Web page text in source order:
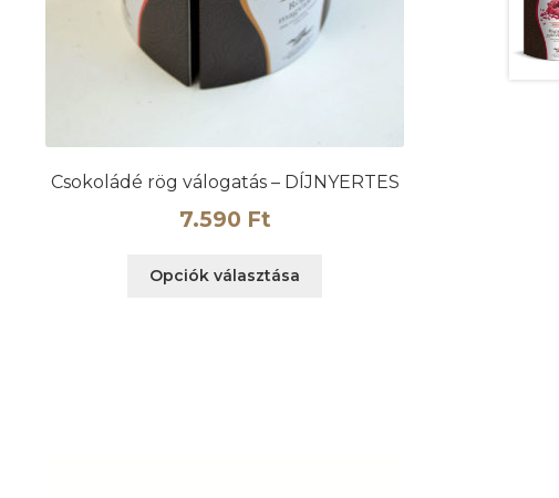
Csokoládé rög válogatás – DÍJNYERTES
7.590 Ft
Opciók választása